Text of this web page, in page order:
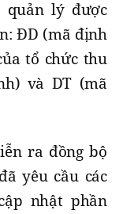
lý được
ĐD (mã định
tổ chức thu
và DT (mã
ra đồng bộ
yêu cầu các
nhật phần